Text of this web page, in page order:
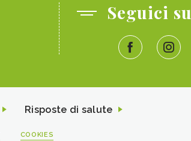
Seguici su
Risposte di salute
COOKIES